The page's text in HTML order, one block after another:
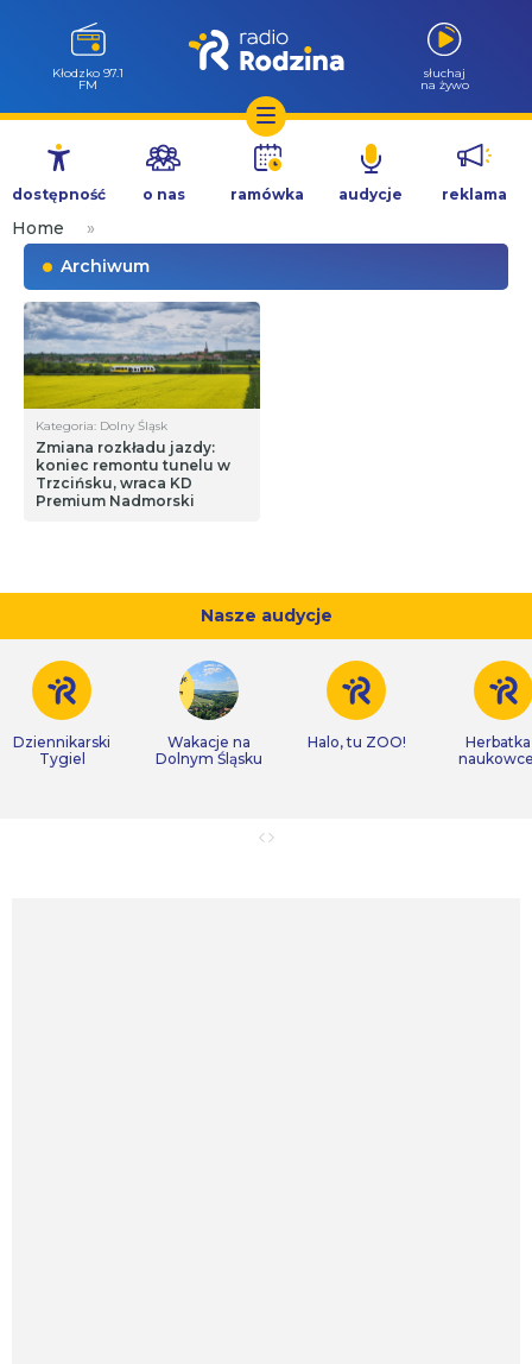
Przejdź
treści
Kłodzko 97.1
FM
słuchaj
na żywo
dostępność o nas ramówka audycje reklama
Home
»
Archiwum
Kategoria: Dolny Śląsk
Zmiana rozkładu jazdy:
koniec remontu tunelu w
Trzcińsku, wraca KD
Premium Nadmorski
Nasze audycje
Dziennikarski
Tygiel
Wakacje na
Dolnym Śląsku
Halo, tu ZOO!